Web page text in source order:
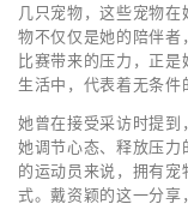
几只宠物，这些宠物
物不仅仅是她的陪伴者
比赛带来的压力，正
生活中，代表着无条件
她曾在接受采访时提到
她调节心态、释放压力
的运动员来说，拥有
式。戴资颖的这一分享